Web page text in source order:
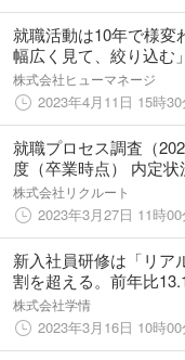
就職活動は10年で様変
幅広く見て、絞り込む
絞り込んで、狙い撃ち」
株式会社ヒューマネージ
2023年4月11日 15時30
就職プロセス調査（
度（卒業時点） 内定状
株式会社リクルート
2023年3月27日 11時00
新入社員研修は「リア
割を超える。前年比
ナ禍でオンラインとリ
アルのほうが、戦力化
た」の声/人事担当者ア
株式会社学情
2023年3月16日 10時00